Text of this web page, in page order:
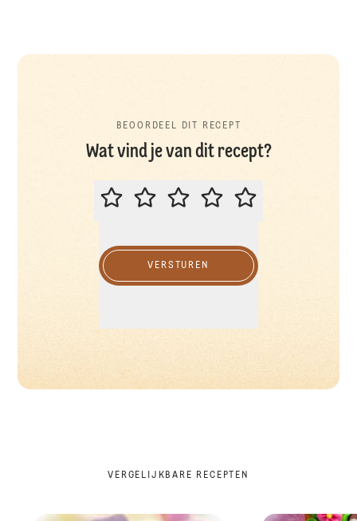
BEOORDEEL DIT RECEPT
Wat vind je van dit recept?
BEOORDEEL DIT RECEPT
VERSTUREN
VERGELIJKBARE RECEPTEN